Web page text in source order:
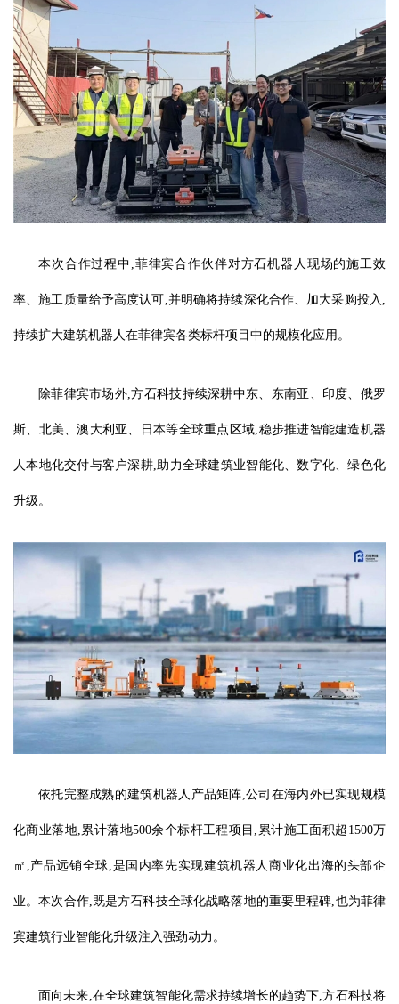
本次合作过程中,菲律宾合作伙伴对方石机器人现场的施工效
率、施工质量给予高度认可,并明确将持续深化合作、加大采购投入,
持续扩大建筑机器人在菲律宾各类标杆项目中的规模化应用。
除菲律宾市场外,方石科技持续深耕中东、东南亚、印度、俄罗
斯、北美、澳大利亚、日本等全球重点区域,稳步推进智能建造机器
人本地化交付与客户深耕,助力全球建筑业智能化、数字化、绿色化
升级。
依托完整成熟的建筑机器人产品矩阵,公司在海内外已实现规模
化商业落地,累计落地500余个标杆工程项目,累计施工面积超1500万
㎡,产品远销全球,是国内率先实现建筑机器人商业化出海的头部企
业。本次合作,既是方石科技全球化战略落地的重要里程碑,也为菲律
宾建筑行业智能化升级注入强劲动力。
面向未来,在全球建筑智能化需求持续增长的趋势下,方石科技将